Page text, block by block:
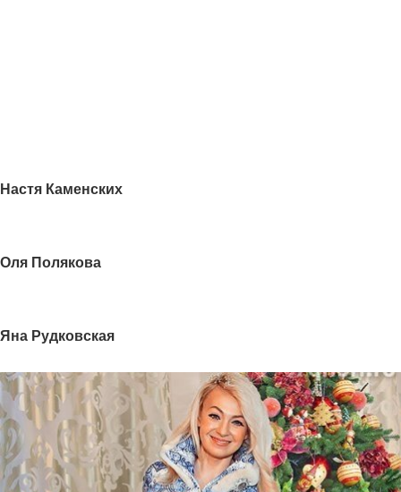
Настя Каменских
Оля Полякова
Яна Рудковская